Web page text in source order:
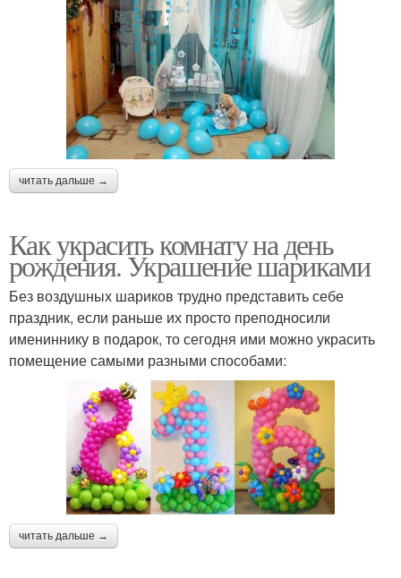
читать дальше →
Как украсить комнату на день
рождения. Украшение шариками
Без воздушных шариков трудно представить себе
праздник, если раньше их просто преподносили
имениннику в подарок, то сегодня ими можно украсить
помещение самыми разными способами:
читать дальше →